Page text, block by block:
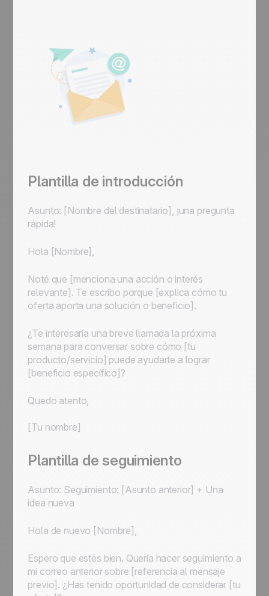
Plantilla de introducción
Asunto: [Nombre del destinatario], ¡una pregunta
rápida!
Hola [Nombre],
Noté que [menciona una acción o interés
relevante]. Te escribo porque [explica cómo tu
oferta aporta una solución o beneficio].
¿Te interesaría una breve llamada la próxima
semana para conversar sobre cómo [tu
producto/servicio] puede ayudarte a lograr
[beneficio específico]?
Quedo atento,
[Tu nombre]
Plantilla de seguimiento
Asunto: Seguimiento: [Asunto anterior] + Una
idea nueva
Hola de nuevo [Nombre],
Espero que estés bien. Quería hacer seguimiento a
mi correo anterior sobre [referencia al mensaje
previo]. ¿Has tenido oportunidad de considerar [tu